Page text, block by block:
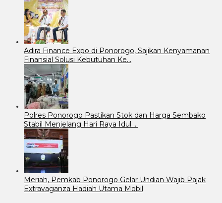
Adira Finance Expo di Ponorogo, Sajikan Kenyamanan
Finansial Solusi Kebutuhan Ke…
Polres Ponorogo Pastikan Stok dan Harga Sembako
Stabil Menjelang Hari Raya Idul …
Meriah, Pemkab Ponorogo Gelar Undian Wajib Pajak
Extravaganza Hadiah Utama Mobil